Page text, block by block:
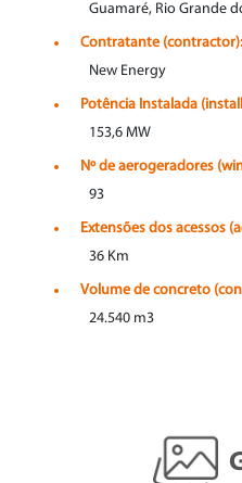
Guamaré, Rio Grande
Contratante (contractor):
New Energy
Potência Instalada
153,6 MW
Nº de aerogeradores
93
Extensões dos acessos
36 Km
Volume de concreto
24.540 m3